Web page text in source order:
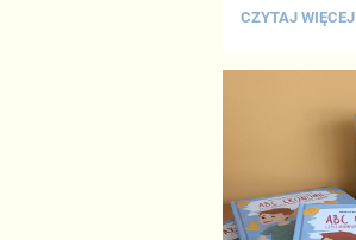
POŻEGNANIE
CZYTAJ WIĘCEJ